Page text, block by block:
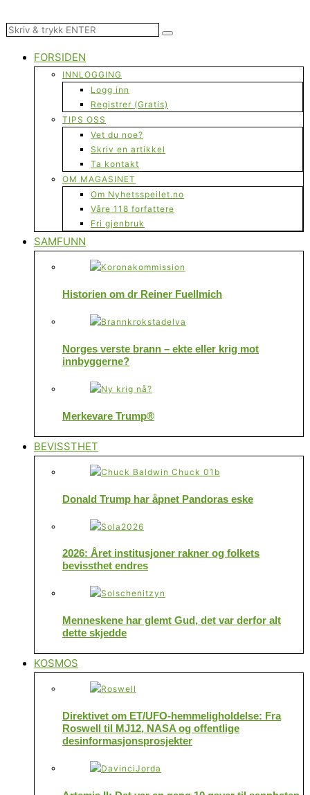
FORSIDEN
INNLOGGING
Logg inn
Registrer (Gratis)
TIPS OSS
Vet du noe?
Skriv en artikkel
Ta kontakt
OM MAGASINET
Om Nyhetsspeilet.no
Våre 118 forfattere
Fri gjenbruk
SAMFUNN
Historien om dr Reiner Fuellmich
Norges verste brann – ekte eller krig mot
innbyggerne?
Merkevare Trump®
BEVISSTHET
Donald Trump har åpnet Pandoras eske
2026: Året institusjoner rakner og folkets
bevissthet endres
Menneskene har glemt Gud, det var derfor alt
dette skjedde
KOSMOS
Direktivet om ET/UFO-hemmeligholdelse: Fra
Roswell til MJ12, NASA og offentlige
desinformasjonsprosjekter